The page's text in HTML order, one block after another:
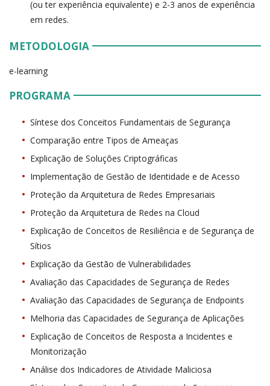
(ou ter experiência equivalente) e 2-3 anos de experiência
em redes.
METODOLOGIA
e-learning
PROGRAMA
Síntese dos Conceitos Fundamentais de Segurança
Comparação entre Tipos de Ameaças
Explicação de Soluções Criptográficas
Implementação de Gestão de Identidade e de Acesso
Proteção da Arquitetura de Redes Empresariais
Proteção da Arquitetura de Redes na Cloud
Explicação de Conceitos de Resiliência e de Segurança de
Sítios
Explicação da Gestão de Vulnerabilidades
Avaliação das Capacidades de Segurança de Redes
Avaliação das Capacidades de Segurança de Endpoints
Melhoria das Capacidades de Segurança de Aplicações
Explicação de Conceitos de Resposta a Incidentes e
Monitorização
Análise dos Indicadores de Atividade Maliciosa